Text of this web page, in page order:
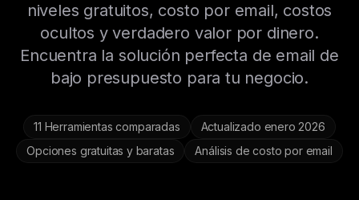
niveles gratuitos, costo por email, costos
ocultos y verdadero valor por dinero.
Encuentra la solución perfecta de email de
bajo presupuesto para tu negocio.
11 Herramientas comparadas
Actualizado enero 2026
Opciones gratuitas y baratas
Análisis de costo por email